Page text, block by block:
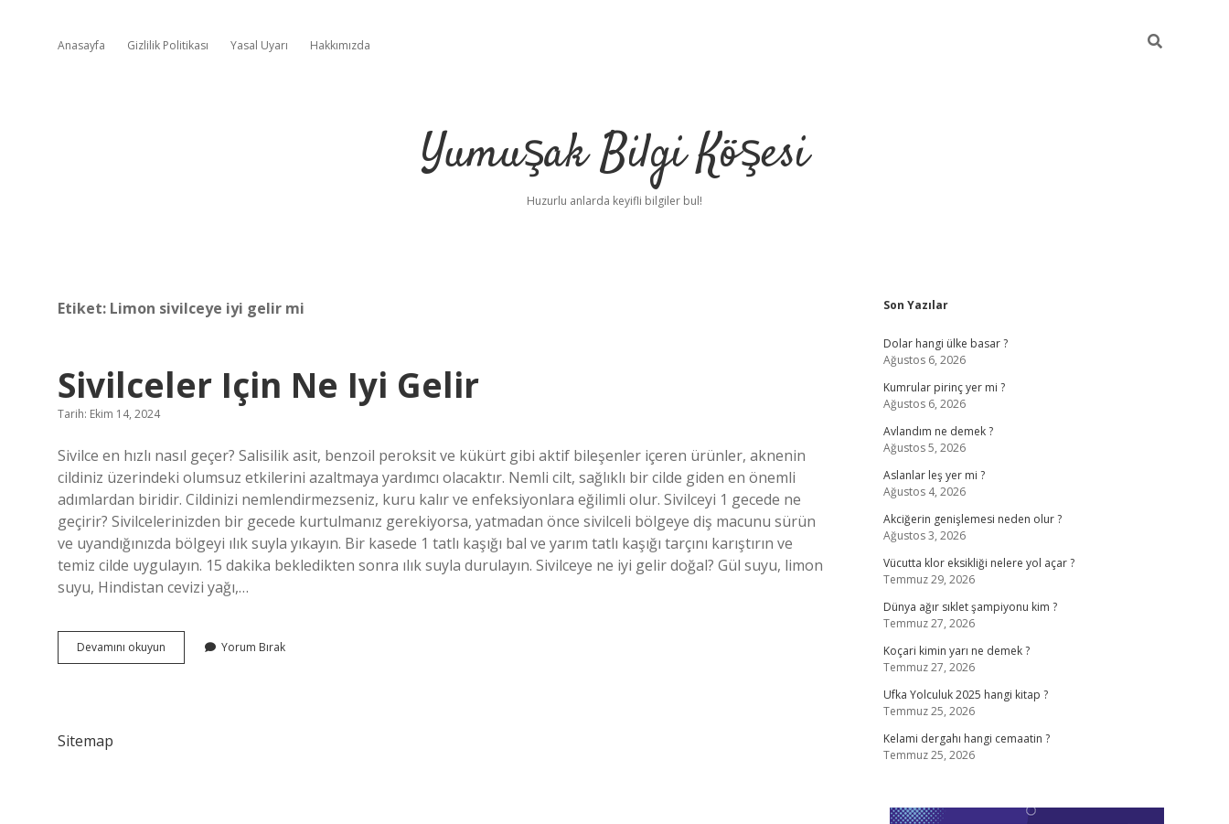
Anasayfa Gizlilik Politikası Yasal Uyarı Hakkımızda
Yumuşak Bilgi Köşesi
Huzurlu anlarda keyifli bilgiler bul!
Etiket: Limon sivilceye iyi gelir mi
Sivilceler Için Ne Iyi Gelir
Tarih: Ekim 14, 2024
Sivilce en hızlı nasıl geçer? Salisilik asit, benzoil peroksit ve kükürt gibi aktif bileşenler içeren ürünler, aknenin
cildiniz üzerindeki olumsuz etkilerini azaltmaya yardımcı olacaktır. Nemli cilt, sağlıklı bir cilde giden en önemli
adımlardan biridir. Cildinizi nemlendirmezseniz, kuru kalır ve enfeksiyonlara eğilimli olur. Sivilceyi 1 gecede ne
geçirir? Sivilcelerinizden bir gecede kurtulmanız gerekiyorsa, yatmadan önce sivilceli bölgeye diş macunu sürün
ve uyandığınızda bölgeyi ılık suyla yıkayın. Bir kasede 1 tatlı kaşığı bal ve yarım tatlı kaşığı tarçını karıştırın ve
temiz cilde uygulayın. 15 dakika bekledikten sonra ılık suyla durulayın. Sivilceye ne iyi gelir doğal? Gül suyu, limon
suyu, Hindistan cevizi yağı,…
Devamını okuyun Sivilceler
Için
Yorum Bırak
Sitemap
Sidebar
Son Yazılar
Dolar hangi ülke basar ?
Ağustos 6, 2026
Kumrular pirinç yer mi ?
Ağustos 6, 2026
Avlandım ne demek ?
Ağustos 5, 2026
Aslanlar leş yer mi ?
Ağustos 4, 2026
Akciğerin genişlemesi neden olur ?
Ağustos 3, 2026
Vücutta klor eksikliği nelere yol açar ?
Temmuz 29, 2026
Dünya ağır sıklet şampiyonu kim ?
Temmuz 27, 2026
Koçari kimin yarı ne demek ?
Temmuz 27, 2026
Ufka Yolculuk 2025 hangi kitap ?
Temmuz 25, 2026
Kelami dergahı hangi cemaatin ?
Temmuz 25, 2026